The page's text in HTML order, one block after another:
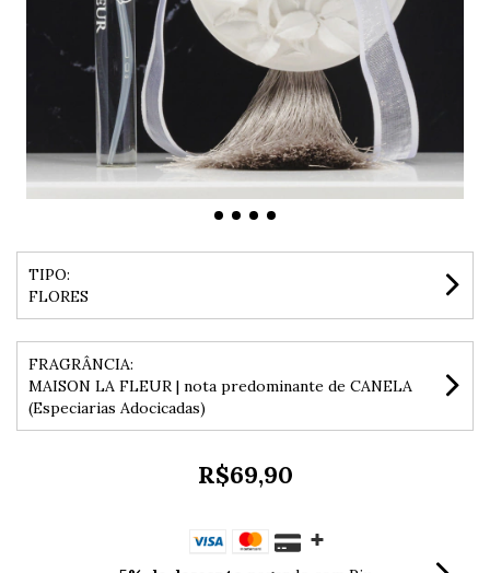
TIPO:
FLORES
FRAGRÂNCIA:
MAISON LA FLEUR | nota predominante de CANELA
(Especiarias Adocicadas)
R$69,90